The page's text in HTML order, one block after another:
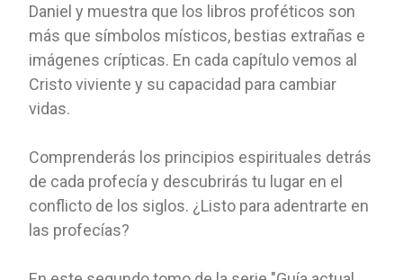
Daniel y muestra que los libros proféticos son
más que símbolos místicos, bestias extrañas e
imágenes crípticas. En cada capítulo vemos al
Cristo viviente y su capacidad para cambiar
vidas.
Comprenderás los principios espirituales detrás
de cada profecía y descubrirás tu lugar en el
conflicto de los siglos. ¿Listo para adentrarte en
las profecías?